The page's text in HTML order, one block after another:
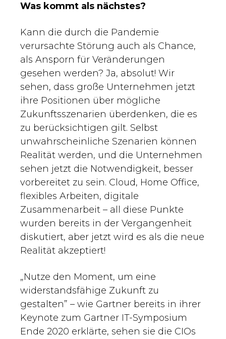
Was kommt als nächstes?
Kann die durch die Pandemie
verursachte Störung auch als Chance,
als Ansporn für Veränderungen
gesehen werden? Ja, absolut! Wir
sehen, dass große Unternehmen jetzt
ihre Positionen über mögliche
Zukunftsszenarien überdenken, die es
zu berücksichtigen gilt. Selbst
unwahrscheinliche Szenarien können
Realität werden, und die Unternehmen
sehen jetzt die Notwendigkeit, besser
vorbereitet zu sein. Cloud, Home Office,
flexibles Arbeiten, digitale
Zusammenarbeit – all diese Punkte
wurden bereits in der Vergangenheit
diskutiert, aber jetzt wird es als die neue
Realität akzeptiert!
„Nutze den Moment, um eine
widerstandsfähige Zukunft zu
gestalten” – wie Gartner bereits in ihrer
Keynote zum Gartner IT-Symposium
Ende 2020 erklärte, sehen sie die CIOs